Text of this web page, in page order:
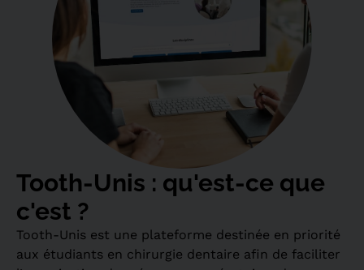
Tooth-Unis : qu'est-ce que
c'est ?
Tooth-Unis est une plateforme destinée en priorité
aux étudiants en chirurgie dentaire afin de faciliter